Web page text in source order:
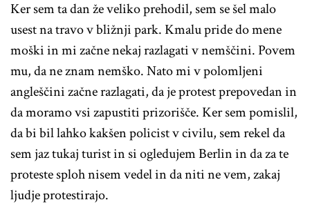
Ker sem ta dan že veliko prehodil, sem se šel malo
usest na travo v bližnji park. Kmalu pride do mene
moški in mi začne nekaj razlagati v nemščini. Povem
mu, da ne znam nemško. Nato mi v polomljeni
angleščini začne razlagati, da je protest prepovedan in
da moramo vsi zapustiti prizorišče. Ker sem pomislil,
da bi bil lahko kakšen policist v civilu, sem rekel da
sem jaz tukaj turist in si ogledujem Berlin in da za te
proteste sploh nisem vedel in da niti ne vem, zakaj
ljudje protestirajo.